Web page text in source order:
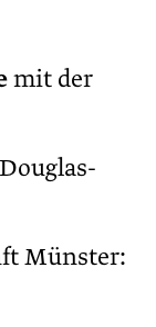
mit der
Münster: